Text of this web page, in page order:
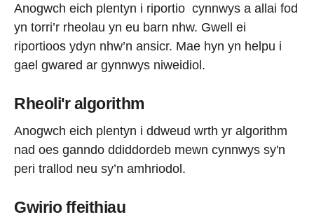
Anogwch eich plentyn i riportio cynnwys a allai fod
yn torri’r rheolau yn eu barn nhw. Gwell ei
riportioos ydyn nhw’n ansicr. Mae hyn yn helpu i
gael gwared ar gynnwys niweidiol.
Rheoli'r algorithm
Anogwch eich plentyn i ddweud wrth yr algorithm
nad oes ganndo ddiddordeb mewn cynnwys sy'n
peri trallod neu sy’n amhriodol.
Gwirio ffeithiau